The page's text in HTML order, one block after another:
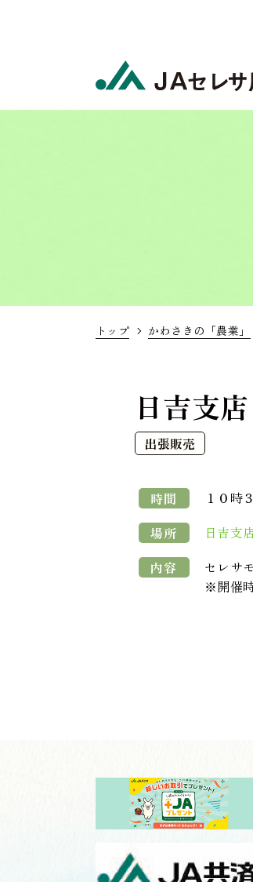
トップ かわさきの「農業」
日吉支店
出張販売
時間
１０時
場所
日吉支
内容
セレサ
※開催